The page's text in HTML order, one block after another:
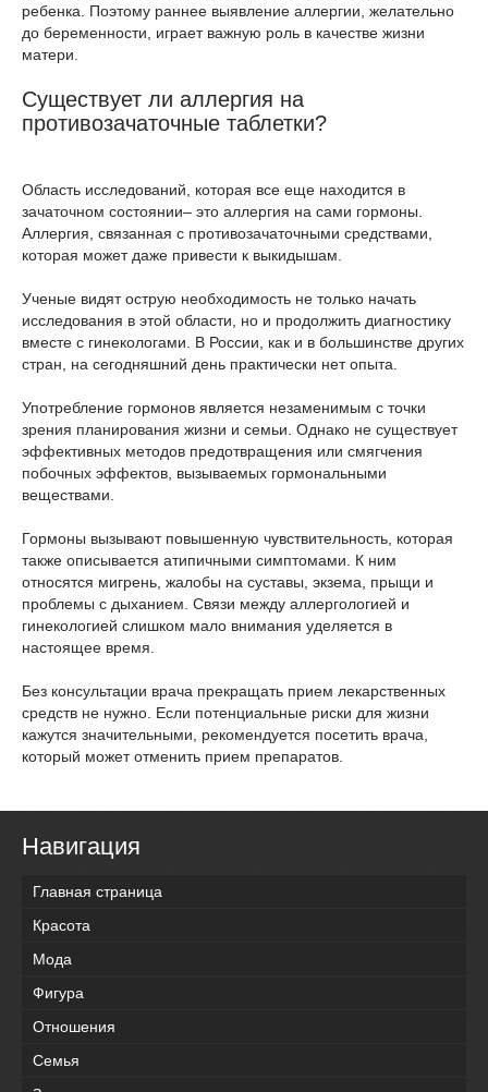
ребенка. Поэтому раннее выявление аллергии, желательно
до беременности, играет важную роль в качестве жизни
матери.
Существует ли аллергия на
противозачаточные таблетки?
Область исследований, которая все еще находится в
зачаточном состоянии– это аллергия на сами гормоны.
Аллергия, связанная с противозачаточными средствами,
которая может даже привести к выкидышам.
Ученые видят острую необходимость не только начать
исследования в этой области, но и продолжить диагностику
вместе с гинекологами. В России, как и в большинстве других
стран, на сегодняшний день практически нет опыта.
Употребление гормонов является незаменимым с точки
зрения планирования жизни и семьи. Однако не существует
эффективных методов предотвращения или смягчения
побочных эффектов, вызываемых гормональными
веществами.
Гормоны вызывают повышенную чувствительность, которая
также описывается атипичными симптомами. К ним
относятся мигрень, жалобы на суставы, экзема, прыщи и
проблемы с дыханием. Связи между аллергологией и
гинекологией слишком мало внимания уделяется в
настоящее время.
Без консультации врача прекращать прием лекарственных
средств не нужно. Если потенциальные риски для жизни
кажутся значительными, рекомендуется посетить врача,
который может отменить прием препаратов.
Навигация
Главная страница
Красота
Мода
Фигура
Отношения
Семья